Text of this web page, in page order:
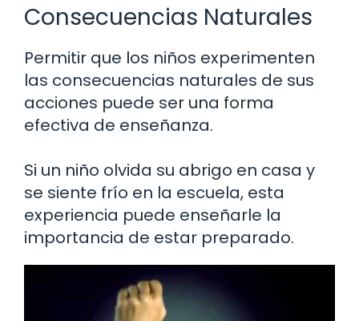
Consecuencias Naturales
Permitir que los niños experimenten
las consecuencias naturales de sus
acciones puede ser una forma
efectiva de enseñanza.
Si un niño olvida su abrigo en casa y
se siente frío en la escuela, esta
experiencia puede enseñarle la
importancia de estar preparado.